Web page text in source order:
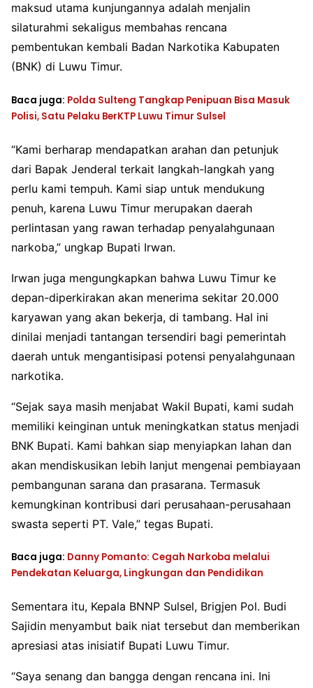
maksud utama kunjungannya adalah menjalin
silaturahmi sekaligus membahas rencana
pembentukan kembali Badan Narkotika Kabupaten
(BNK) di Luwu Timur.
Baca juga: Polda Sulteng Tangkap Penipuan Bisa Masuk
Polisi, Satu Pelaku BerKTP Luwu Timur Sulsel
“Kami berharap mendapatkan arahan dan petunjuk
dari Bapak Jenderal terkait langkah-langkah yang
perlu kami tempuh. Kami siap untuk mendukung
penuh, karena Luwu Timur merupakan daerah
perlintasan yang rawan terhadap penyalahgunaan
narkoba,” ungkap Bupati Irwan.
Irwan juga mengungkapkan bahwa Luwu Timur ke
depan-diperkirakan akan menerima sekitar 20.000
karyawan yang akan bekerja, di tambang. Hal ini
dinilai menjadi tantangan tersendiri bagi pemerintah
daerah untuk mengantisipasi potensi penyalahgunaan
narkotika.
“Sejak saya masih menjabat Wakil Bupati, kami sudah
memiliki keinginan untuk meningkatkan status menjadi
BNK Bupati. Kami bahkan siap menyiapkan lahan dan
akan mendiskusikan lebih lanjut mengenai pembiayaan
pembangunan sarana dan prasarana. Termasuk
kemungkinan kontribusi dari perusahaan-perusahaan
swasta seperti PT. Vale,” tegas Bupati.
Baca juga: Danny Pomanto: Cegah Narkoba melalui
Pendekatan Keluarga, Lingkungan dan Pendidikan
Sementara itu, Kepala BNNP Sulsel, Brigjen Pol. Budi
Sajidin menyambut baik niat tersebut dan memberikan
apresiasi atas inisiatif Bupati Luwu Timur.
“Saya senang dan bangga dengan rencana ini. Ini